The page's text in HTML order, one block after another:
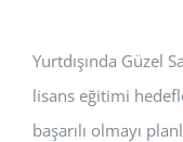
Yurtdışında Güzel
lisans eğitimi
başarılı olmayı